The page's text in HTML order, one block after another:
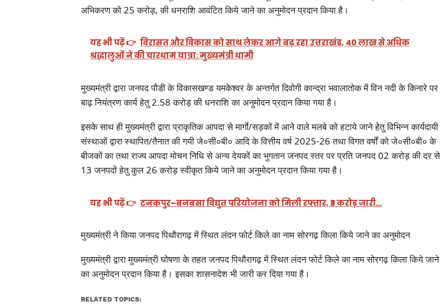
अभिकरण को 25 करोड़, की धनराशि आवंटित किये जाने का अनुमोदन प्रदान किया है।
यह भी पढ़ें 👉 विरासत और विकास को साथ लेकर आगे बढ़ रहा उत्तराखंड, 40 लाख से अधिक
श्रद्धालुओं ने की चारधाम यात्रा: मुख्यमंत्री धामी
मुख्यमंत्री द्वारा जनपद पौडी के विकासखण्ड यमकेश्वर के अन्तर्गत दिवोगी कान्द्रा भवालातोक में विन नदी के किनारे पर
बाढ़ नियंत्रण कार्य हेतु 2.58 करोड़ की धनराशि का अनुमोदन प्रदान किया गया है।
इसके साथ ही मुख्यमंत्री द्वारा प्राकृतिक आपदा से मार्गाे/सड़कों में आने वाले मलबे को हटाये जाने हेतु विभिन्न कार्यदायी
संस्थाओं द्वारा स्थापित/तैनात की गयी जे०सी०बी० आदि के वित्तीय वर्ष 2025-26 तथा विगत वर्षों को जे०सी०बी० के
बीजकों का तथा राज्य आपदा मोचन निधि से अन्य देयकों का भुगतान जनपद स्तर पर प्रति जनपद 02 करोड़ की दर से
13 जनपदों हेतु कुल 26 करोड़ स्वीकृत किये जाने का अनुमोदन प्रदान किया गया है।
यह भी पढ़ें 👉 टनकपुर–बनबसा विद्युत परियोजना को मिली रफ्तार, ₹3 करोड़ जारी…
मुख्यमंत्री ने किया जनपद पिथौरागढ़ में स्थित लंदन फोर्ट किले का नाम सोरगढ़ किला किये जाने का अनुमोदन
मुख्यमंत्री द्वारा मुख्यमंत्री घोषणा के तहत जनपद पिथौरागढ़ में स्थित लंदन फोर्ट किले का नाम सोरगढ़ किला किये जाने
का अनुमोदन प्रदान किया है। इसका शासनादेश भी जारी कर दिया गया है।
RELATED TOPICS: